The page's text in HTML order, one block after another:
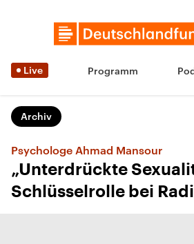
Live Programm
Archiv
Psychologe Ahmad Mansour
„Unterdrückte
Schlüsselrolle bei